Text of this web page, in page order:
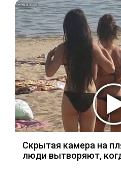
Скрытая камера на
люди вытворяют,